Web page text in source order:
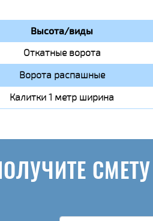
Высота/виды
Откатные ворота
Ворота распашные
Калитки 1 метр ширина
ПОЛУЧИТЕ